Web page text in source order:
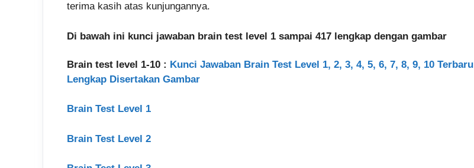
terima kasih atas kunjungannya.
Di bawah ini kunci jawaban brain test level 1 sampai 417 lengkap dengan gambar
Brain test level 1-10 : Kunci Jawaban Brain Test Level 1, 2, 3, 4, 5, 6, 7, 8, 9, 10 Terbaru
Lengkap Disertakan Gambar
Brain Test Level 1
Brain Test Level 2